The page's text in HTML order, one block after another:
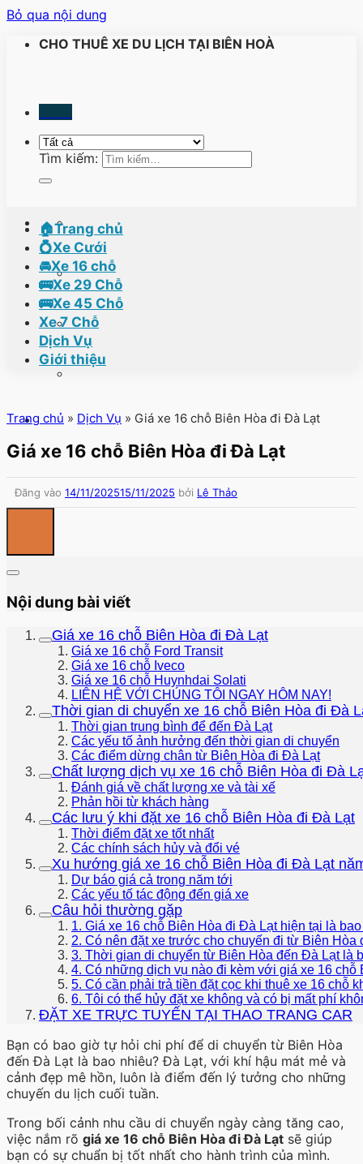
Bỏ qua nội dung
CHO THUÊ XE DU LỊCH TẠI BIÊN HOÀ
Tìm kiếm:
🏠Trang chủ
💍Xe Cưới
🚘Xe 16 chỗ
🚌Xe 29 Chỗ
🚌Xe 45 Chỗ
Xe 7 Chỗ
Dịch Vụ
Giới thiệu
Trang chủ » Dịch Vụ » Giá xe 16 chỗ Biên Hòa đi Đà Lạt
Giá xe 16 chỗ Biên Hòa đi Đà Lạt
Đăng vào 14/11/202515/11/2025 bởi Lê Thảo
Nội dung bài viết
Giá xe 16 chỗ Biên Hòa đi Đà Lạt
Giá xe 16 chỗ Ford Transit
Giá xe 16 chỗ Iveco
Giá xe 16 chỗ Huynhdai Solati
LIÊN HỆ VỚI CHÚNG TÔI NGAY HÔM NAY!
Thời gian di chuyển xe 16 chỗ Biên Hòa đi Đà
Thời gian trung bình để đến Đà Lạt
Các yếu tố ảnh hưởng đến thời gian di chuyển
Các điểm dừng chân từ Biên Hòa đi Đà Lạt
Chất lượng dịch vụ xe 16 chỗ Biên Hòa đi Đà
Đánh giá về chất lượng xe và tài xế
Phản hồi từ khách hàng
Các lưu ý khi đặt xe 16 chỗ Biên Hòa đi Đà Lạt
Thời điểm đặt xe tốt nhất
Các chính sách hủy và đổi vé
Xu hướng giá xe 16 chỗ Biên Hòa đi Đà Lạt
Dự báo giá cả trong năm tới
Các yếu tố tác động đến giá xe
Câu hỏi thường gặp
1. Giá xe 16 chỗ Biên Hòa đi Đà Lạt hiện tại là
2. Có nên đặt xe trước cho chuyến đi từ Biên Hòa
3. Thời gian di chuyển từ Biên Hòa đến Đà Lạt là
4. Có những dịch vụ nào đi kèm với giá xe 16 chỗ
5. Có cần phải trả tiền đặt cọc khi thuê xe 16 chỗ
6. Tôi có thể hủy đặt xe không và có bị mất phí
ĐẶT XE TRỰC TUYẾN TẠI THAO TRANG CAR
Bạn có bao giờ tự hỏi chi phí để di chuyển từ Biên Hòa
đến Đà Lạt là bao nhiêu? Đà Lạt, với khí hậu mát mẻ và
cảnh đẹp mê hồn, luôn là điểm đến lý tưởng cho những
chuyến du lịch cuối tuần.
Trong bối cảnh nhu cầu di chuyển ngày càng tăng cao,
việc nắm rõ giá xe 16 chỗ Biên Hòa đi Đà Lạt sẽ giúp
bạn có sự chuẩn bị tốt nhất cho hành trình của mình.